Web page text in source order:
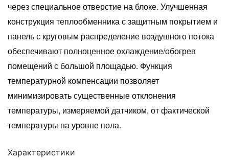
через специальное отверстие на блоке. Улучшенная
конструкция теплообменника с защитным покрытием и
панель с круговым распределение воздушного потока
обеспечивают полноценное охлаждение/обогрев
помещений с большой площадью. Функция
температурной компенсации позволяет
минимизировать существенные отклонения
температуры, измеряемой датчиком, от фактической
температуры на уровне пола.
Характеристики